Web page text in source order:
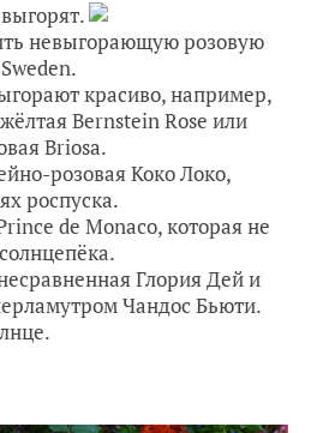
невыгорающую розовую
красиво, например,
Bernstein Rose или
Briosa.
розовая Коко Локо,
роспуска.
de Monaco, которая не
Глория Дей и
Чандос Бьюти.